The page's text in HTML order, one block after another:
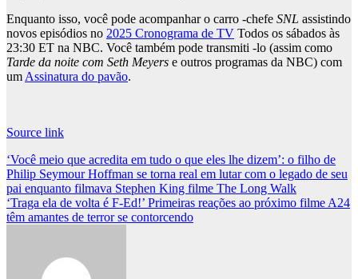
Enquanto isso, você pode acompanhar o carro -chefe SNL assistindo
novos episódios no 2025 Cronograma de TV Todos os sábados às
23:30 ET na NBC. Você também pode transmiti -lo (assim como
Tarde da noite com Seth Meyers e outros programas da NBC) com
um Assinatura do pavão.
Source link
Post
navigation
‘Você meio que acredita em tudo o que eles lhe dizem’: o filho de
Philip Seymour Hoffman se torna real em lutar com o legado de seu
pai enquanto filmava Stephen King filme The Long Walk
‘Traga ela de volta é F-Ed!’ Primeiras reações ao próximo filme A24
têm amantes de terror se contorcendo